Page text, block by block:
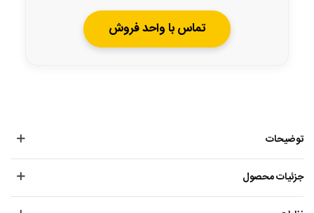
تماس با واحد فروش
توضیحات
جزئیات محصول